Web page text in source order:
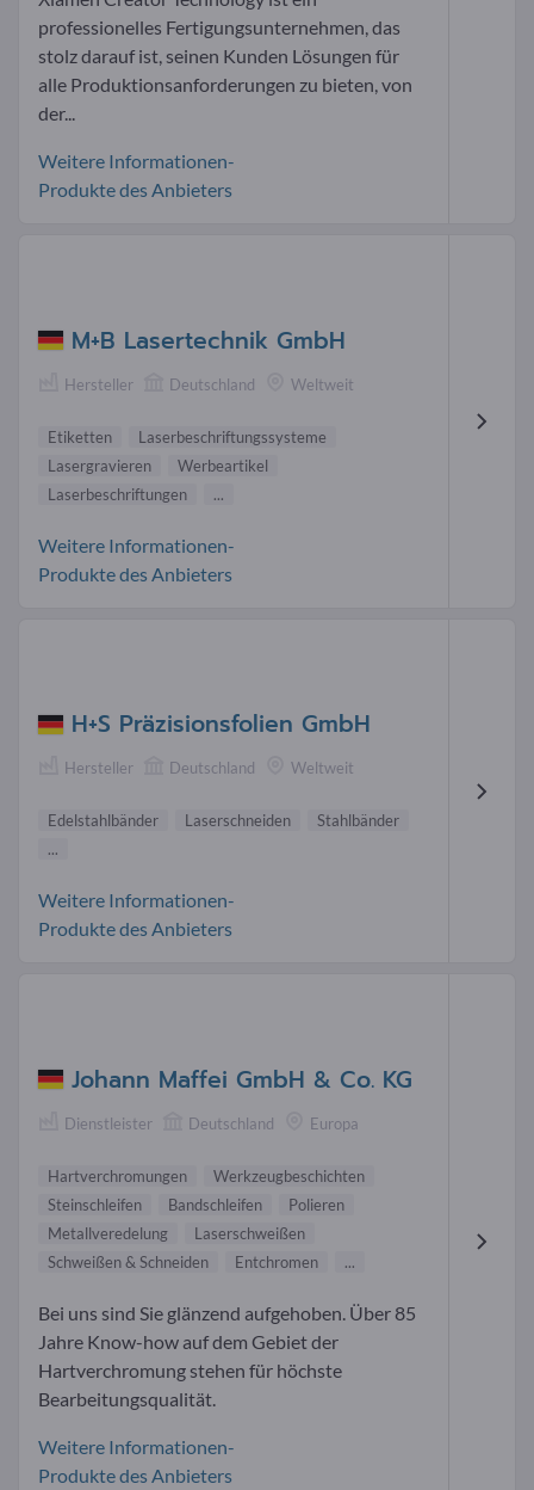
professionelles Fertigungsunternehmen, das
stolz darauf ist, seinen Kunden Lösungen für
alle Produktionsanforderungen zu bieten, von
der...
Weitere Informationen-
Produkte des Anbieters
M+B Lasertechnik GmbH
Hersteller Deutschland Weltweit
Etiketten
Laserbeschriftungssysteme
Lasergravieren
Werbeartikel
Laserbeschriftungen
...
Weitere Informationen-
Produkte des Anbieters
H+S Präzisionsfolien GmbH
Hersteller Deutschland Weltweit
Edelstahlbänder Laserschneiden
Stahlbänder
...
Weitere Informationen-
Produkte des Anbieters
Johann Maffei GmbH & Co. KG
Dienstleister Deutschland Europa
Hartverchromungen
Werkzeugbeschichten
Steinschleifen
Bandschleifen
Polieren
Metallveredelung
Laserschweißen
Schweißen & Schneiden
Entchromen ...
Bei uns sind Sie glänzend aufgehoben. Über 85
Jahre Know-how auf dem Gebiet der
Hartverchromung stehen für höchste
Bearbeitungsqualität.
Weitere Informationen-
Produkte des Anbieters